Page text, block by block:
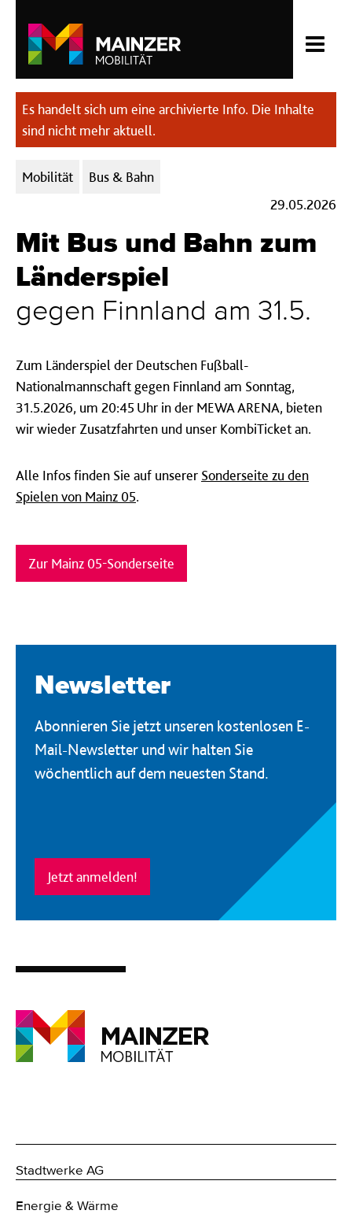
Es handelt sich um eine archivierte Info. Die Inhalte
sind nicht mehr aktuell.
Kategorien:
Mobilität
Bus & Bahn
29.05.2026
Mit Bus und Bahn zum
Länderspiel
gegen Finnland am 31.5.
Zum Länderspiel der Deutschen Fußball-
Nationalmannschaft gegen Finnland am Sonntag,
31.5.2026, um 20:45 Uhr in der MEWA ARENA, bieten
wir wieder Zusatzfahrten und unser KombiTicket an.
Alle Infos finden Sie auf unserer Sonderseite zu den
Spielen von Mainz 05.
Zur Mainz 05-Sonderseite
Newsletter
Abonnieren Sie jetzt unseren kostenlosen E-
Mail-Newsletter und wir halten Sie
wöchentlich auf dem neuesten Stand.
Jetzt anmelden!
Stadtwerke AG
Energie & Wärme